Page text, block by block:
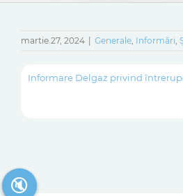
martie 27, 2024 Generale, Informări,
Informare Delgaz privind
🔇